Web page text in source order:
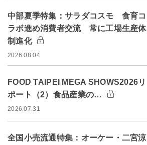
中部夏季特集：サラダコスモ 食育コ
ラボ進め消費者交流 常に工場生産体
制進化
2026.08.04
FOOD TAIPEI MEGA SHOWS2026リ
ポート（2）食品産業の…
2026.07.31
全国小売流通特集：オーケー・二宮涼